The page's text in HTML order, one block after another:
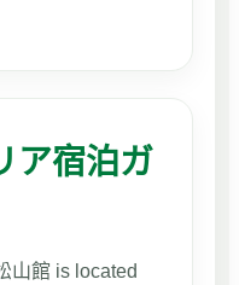
ア宿泊ガ
山館 is located